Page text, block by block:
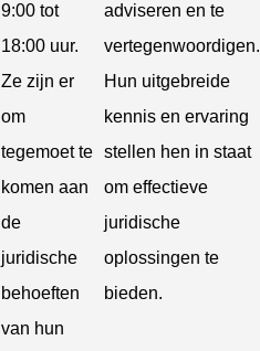
9:00 tot
18:00 uur.
Ze zijn er
om
tegemoet te
komen aan
de
juridische
behoeften
van hun
adviseren en te
vertegenwoordigen.
Hun uitgebreide
kennis en ervaring
stellen hen in staat
om effectieve
juridische
oplossingen te
bieden.